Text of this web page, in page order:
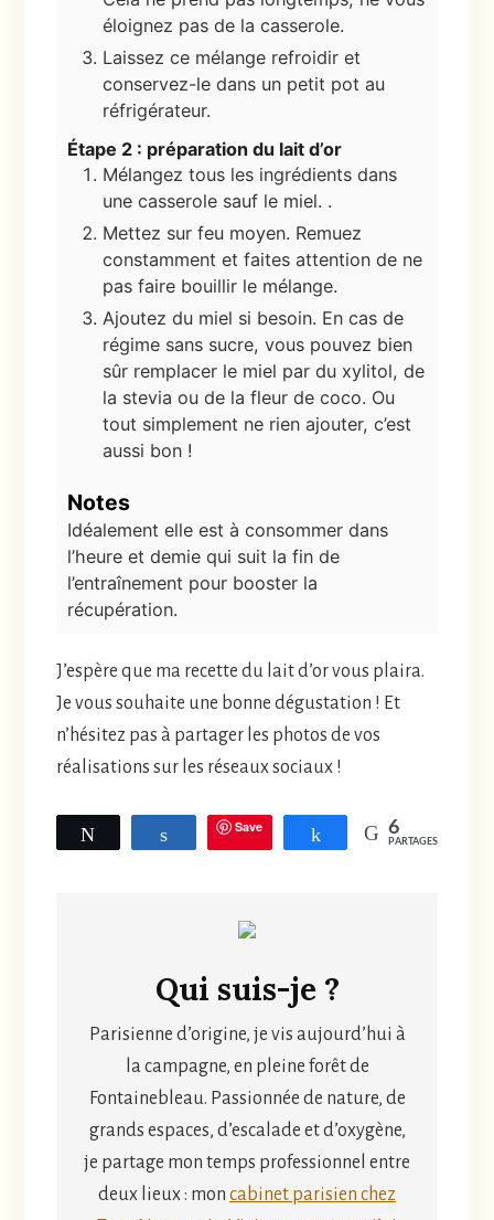
éloignez pas de la casserole.
Laissez ce mélange refroidir et
conservez-le dans un petit pot au
réfrigérateur.
Étape 2 : préparation du lait d’or
Mélangez tous les ingrédients dans
une casserole sauf le miel. .
Mettez sur feu moyen. Remuez
constamment et faites attention de ne
pas faire bouillir le mélange.
Ajoutez du miel si besoin. En cas de
régime sans sucre, vous pouvez bien
sûr remplacer le miel par du xylitol, de
la stevia ou de la fleur de coco. Ou
tout simplement ne rien ajouter, c’est
aussi bon !
Notes
Idéalement elle est à consommer dans
l’heure et demie qui suit la fin de
l’entraînement pour booster la
récupération.
J’espère que ma recette du lait d’or vous plaira.
Je vous souhaite une bonne dégustation ! Et
n’hésitez pas à partager les photos de vos
réalisations sur les réseaux sociaux !
Tweetez PartagezSave Partagez6
PARTAGES
Qui suis-je ?
Parisienne d’origine, je vis aujourd’hui à
la campagne, en pleine forêt de
Fontainebleau. Passionnée de nature, de
grands espaces, d’escalade et d’oxygène,
je partage mon temps professionnel entre
deux lieux : mon cabinet parisien chez